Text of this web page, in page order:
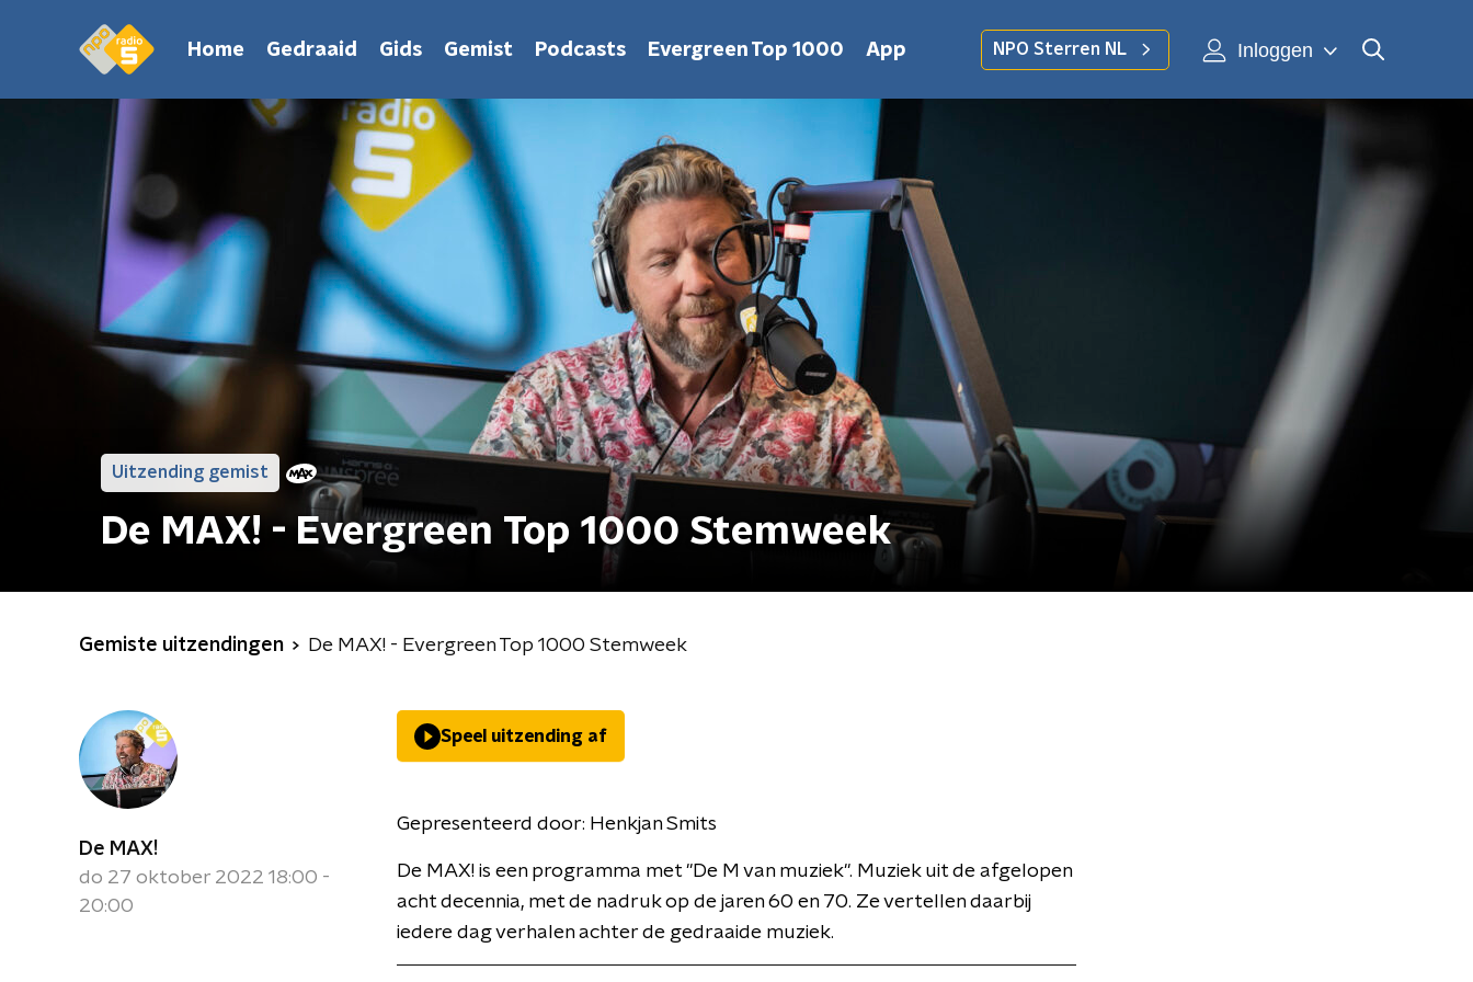
Home Gedraaid Gids Gemist Podcasts Evergreen Top 1000 App NPO Sterren NL Inloggen
Uitzending gemist
De MAX! - Evergreen Top 1000 Stemweek
Gemiste uitzendingen De MAX! - Evergreen Top 1000 Stemweek
De MAX!
do 27 oktober 2022 18:00 -
20:00
Speel uitzending af
Gepresenteerd door: Henkjan Smits
De MAX! is een programma met ''De M van muziek''. Muziek uit de afgelopen
acht decennia, met de nadruk op de jaren 60 en 70. Ze vertellen daarbij
iedere dag verhalen achter de gedraaide muziek.